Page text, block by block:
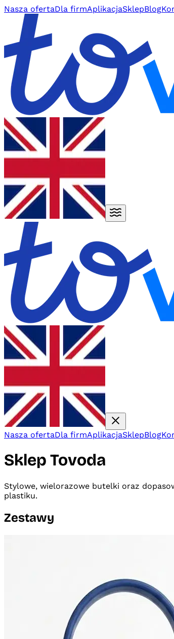
Nasza ofertaDla firmAplikacjaSklepBlog
Nasza ofertaDla firmAplikacjaSklepBlog
Sklep Tovoda
Stylowe, wielorazowe butelki oraz
plastiku.
Zestawy